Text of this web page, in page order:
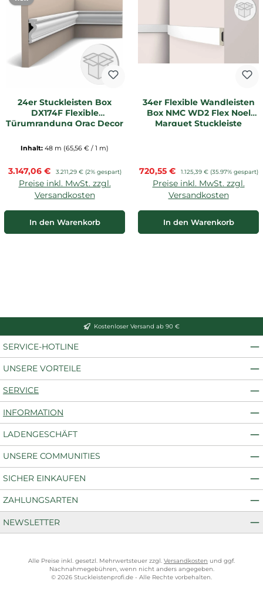
24er Stuckleisten Box
DX174F Flexible
Türumrandung Orac Decor
Inhalt: 48 m (65,56 € / 1 m)
Verkaufspreis:
3.147,06 € Regulärer Preis:
3.211,29 € (2% gespart)
Preise inkl. MwSt. zzgl.
Versandkosten
In den Warenkorb
34er Flexible Wandleisten
Box NMC WD2 Flex Noel
Marquet Stuckleiste
Verkaufspreis:
720,55 € Regulärer Preis:
1.125,39 € (35.97% gespart)
Preise inkl. MwSt. zzgl.
Versandkosten
In den Warenkorb
Kostenloser Versand ab 90 €
SERVICE-HOTLINE
UNSERE VORTEILE
SERVICE
INFORMATION
LADENGESCHÄFT
UNSERE COMMUNITIES
SICHER EINKAUFEN
ZAHLUNGSARTEN
NEWSLETTER
Alle Preise inkl. gesetzl. Mehrwertsteuer zzgl. Versandkosten und ggf.
Nachnahmegebühren, wenn nicht anders angegeben.
© 2026 Stuckleistenprofi.de - Alle Rechte vorbehalten.